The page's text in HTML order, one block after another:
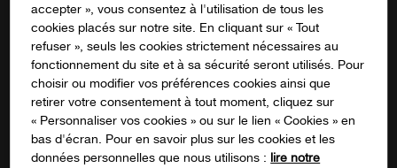
Ce champ n’est utilisé qu’à des fins de
validation et devrait rester inchangé.
S'inscrire à notre newsletter
accepter », vous consentez à l'utilisation de tous les
cookies placés sur notre site. En cliquant sur « Tout
refuser », seuls les cookies strictement nécessaires au
fonctionnement du site et à sa sécurité seront utilisés. Pour
choisir ou modifier vos préférences cookies ainsi que
retirer votre consentement à tout moment, cliquez sur
« Personnaliser vos cookies » ou sur le lien « Cookies » en
bas d'écran. Pour en savoir plus sur les cookies et les
données personnelles que nous utilisons :lire notre